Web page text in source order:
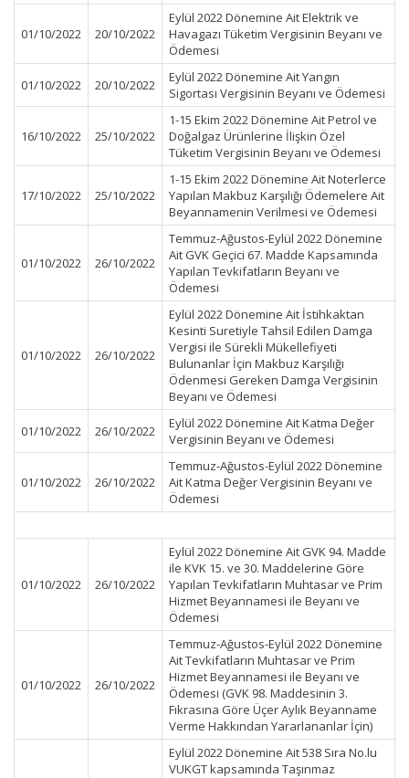
01/10/2022 20/10/2022
Eylül 2022 Dönemine Ait Elektrik ve
Havagazı Tüketim Vergisinin Beyanı ve
Ödemesi
01/10/2022 20/10/2022
Eylül 2022 Dönemine Ait Yangın
Sigortası Vergisinin Beyanı ve Ödemesi
16/10/2022 25/10/2022
1-15 Ekim 2022 Dönemine Ait Petrol ve
Doğalgaz Ürünlerine İlişkin Özel
Tüketim Vergisinin Beyanı ve Ödemesi
17/10/2022 25/10/2022
1-15 Ekim 2022 Dönemine Ait Noterlerce
Yapılan Makbuz Karşılığı Ödemelere Ait
Beyannamenin Verilmesi ve Ödemesi
01/10/2022 26/10/2022
Temmuz-Ağustos-Eylül 2022 Dönemine
Ait GVK Geçici 67. Madde Kapsamında
Yapılan Tevkifatların Beyanı ve
Ödemesi
01/10/2022 26/10/2022
Eylül 2022 Dönemine Ait İstihkaktan
Kesinti Suretiyle Tahsil Edilen Damga
Vergisi ile Sürekli Mükellefiyeti
Bulunanlar İçin Makbuz Karşılığı
Ödenmesi Gereken Damga Vergisinin
Beyanı ve Ödemesi
01/10/2022 26/10/2022
Eylül 2022 Dönemine Ait Katma Değer
Vergisinin Beyanı ve Ödemesi
01/10/2022 26/10/2022
Temmuz-Ağustos-Eylül 2022 Dönemine
Ait Katma Değer Vergisinin Beyanı ve
Ödemesi
01/10/2022 26/10/2022
Eylül 2022 Dönemine Ait GVK 94. Madde
ile KVK 15. ve 30. Maddelerine Göre
Yapılan Tevkifatların Muhtasar ve Prim
Hizmet Beyannamesi ile Beyanı ve
Ödemesi
01/10/2022 26/10/2022
Temmuz-Ağustos-Eylül 2022 Dönemine
Ait Tevkifatların Muhtasar ve Prim
Hizmet Beyannamesi ile Beyanı ve
Ödemesi (GVK 98. Maddesinin 3.
Fıkrasına Göre Üçer Aylık Beyanname
Verme Hakkından Yararlananlar İçin)
Eylül 2022 Dönemine Ait 538 Sıra No.lu
VUKGT kapsamında Taşınmaz